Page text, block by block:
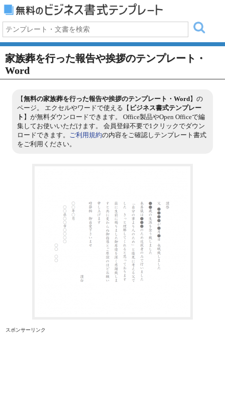
家族葬を行った報告や挨拶のテンプレート・
Word
【無料の家族葬を行った報告や挨拶のテンプレート・Word】の
ページ。 エクセルやワードで使える【 ビジネス書式テンプレー
ト 】が無料ダウンロードできます。 Office製品やOpen Officeで編
集してお使いいただけます。 会員登録不要で1クリックでダウン
ロードできます。 ご利用規約の内容をご確認しテンプレート書式
をご利用ください。
スポンサーリンク